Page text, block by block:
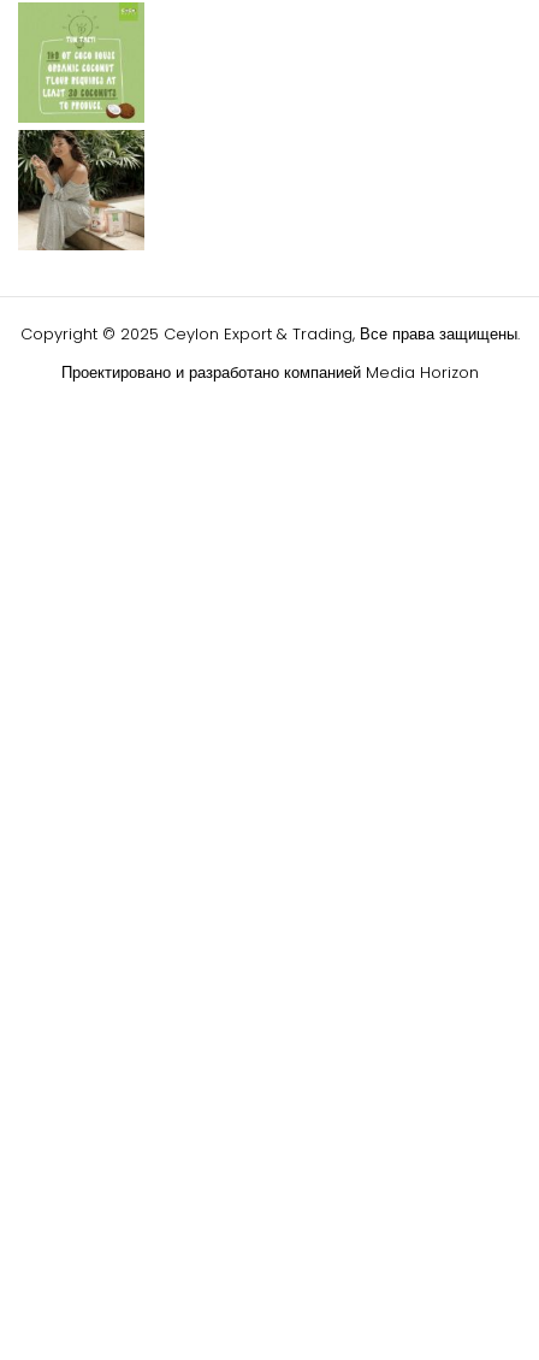
Copyright © 2025 Ceylon Export & Trading, Все права защищены.
Проектировано и разработано компанией Media Horizon